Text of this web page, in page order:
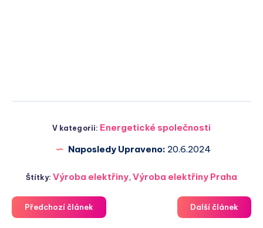
V kategorii: Energetické společnosti
Naposledy Upraveno: 20.6.2024
Štítky:Výroba elektřiny,Výroba elektřiny Praha
Předchozí článek Další článek